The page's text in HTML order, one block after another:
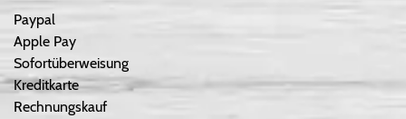
Paypal
Apple Pay
Sofortüberweisung
Kreditkarte
Rechnungskauf